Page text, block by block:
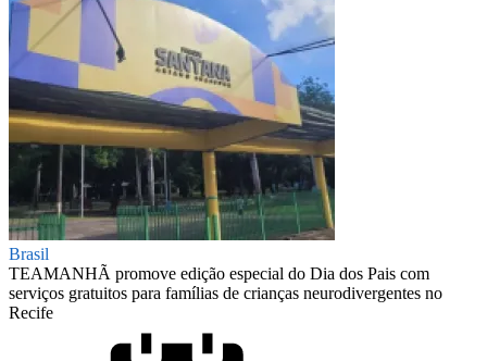
Brasil
TEAMANHÃ promove edição especial do Dia dos Pais com
serviços gratuitos para famílias de crianças neurodivergentes no
Recife